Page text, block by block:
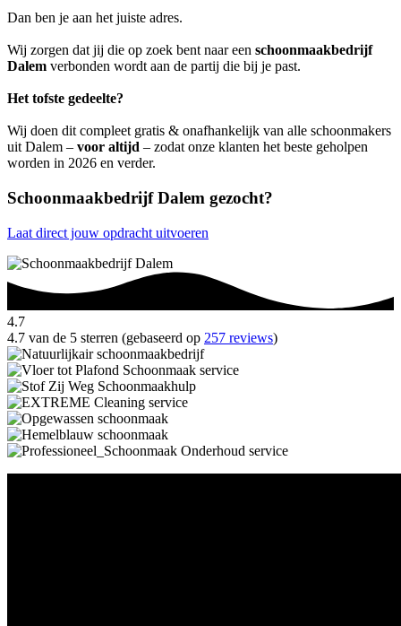
Dan ben je aan het juiste adres.
Wij zorgen dat jij die op zoek bent naar een schoonmaakbedrijf
Dalem verbonden wordt aan de partij die bij je past.
Het tofste gedeelte?
Wij doen dit compleet gratis & onafhankelijk van alle schoonmakers
uit Dalem – voor altijd – zodat onze klanten het beste geholpen
worden in 2026 en verder.
Schoonmaakbedrijf Dalem gezocht?
Laat direct jouw opdracht uitvoeren
4.7
4.7 van de 5 sterren (gebaseerd op 257 reviews)